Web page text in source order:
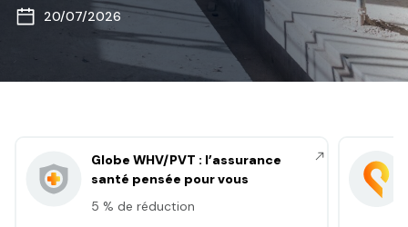
20/07/2026
Globe WHV/PVT : l’assurance
santé pensée pour vous
5 % de réduction